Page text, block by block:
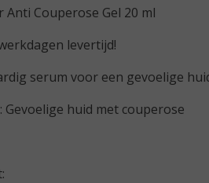
Anti Couperose Gel 20 ml
levertijd!
serum voor een gevoelige
Gevoelige huid met couperose